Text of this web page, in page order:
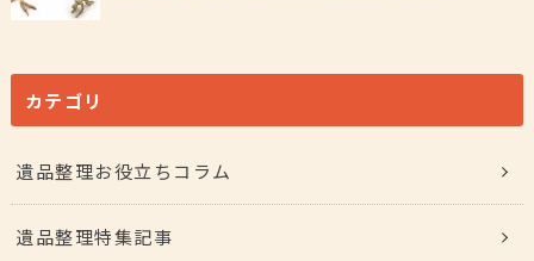
カテゴリ
遺品整理お役立ちコラム
遺品整理特集記事